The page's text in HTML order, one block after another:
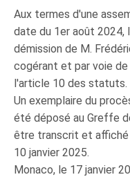
Aux termes d'une
date du 1er août 2024,
démission de M.
cogérant et par voie
l'article 10 des statuts.
Un exemplaire du
été déposé au Greffe
être transcrit et affiché
10 janvier 2025.
Monaco, le 17 janvier